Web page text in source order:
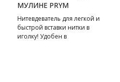
МУЛИНЕ PRYM
Нитевдеватель для легкой и
быстрой вставки нитки в
иголку! Удобен в